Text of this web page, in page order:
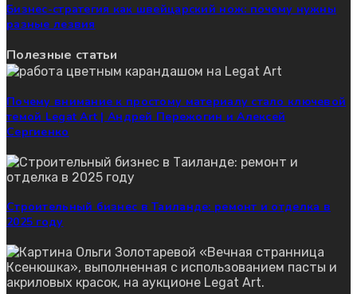
Бизнес-стратегия как швейцарский нож: почему нужны
разные лезвия
Полезные статьи
Почему внимание к простому материалу стало ключевой
темой Legat Art | Андрей Пережогин и Алексей
Сергиенко
Строительный бизнес в Таиланде: ремонт и отделка в
2025 году